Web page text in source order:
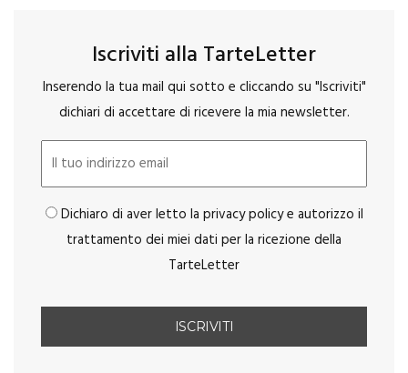
Iscriviti alla TarteLetter
Inserendo la tua mail qui sotto e cliccando su "Iscriviti"
dichiari di accettare di ricevere la mia newsletter.
Dichiaro di aver letto la privacy policy e autorizzo il
trattamento dei miei dati per la ricezione della
TarteLetter